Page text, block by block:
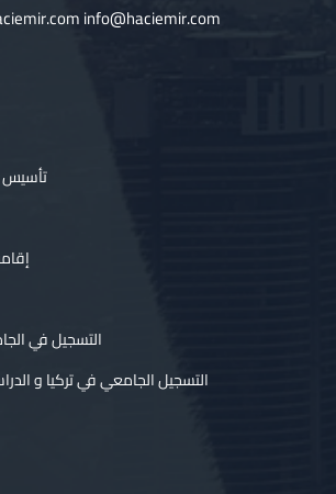
info@haciemir.com
تأسيس
التسجيل في
التسجيل الجامعي في تركيا و